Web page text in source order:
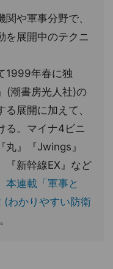
や軍事分野で、
を展開中のテクニ
1999年春に独
(潮書房光人社)の
展開に加えて、
る。マイナ4ビニ
丸』『Jwings』
『新幹線EX』など
本連載「軍事と
(わかりやすい防衛